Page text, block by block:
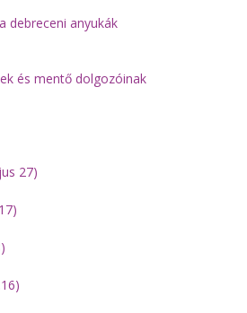
debreceni anyukák
és mentő dolgozóinak
27)